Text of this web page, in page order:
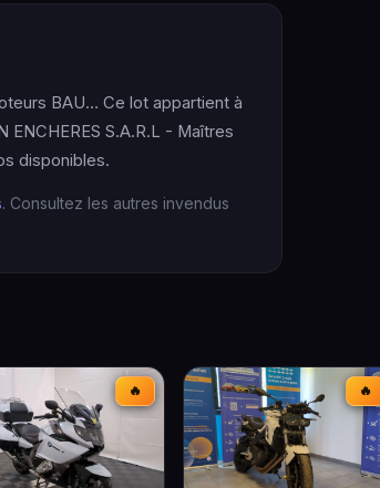
BAU… Ce lot appartient à
S.A.R.L - Maîtres
disponibles.
. Consultez les autres invendus
🔥 🔥